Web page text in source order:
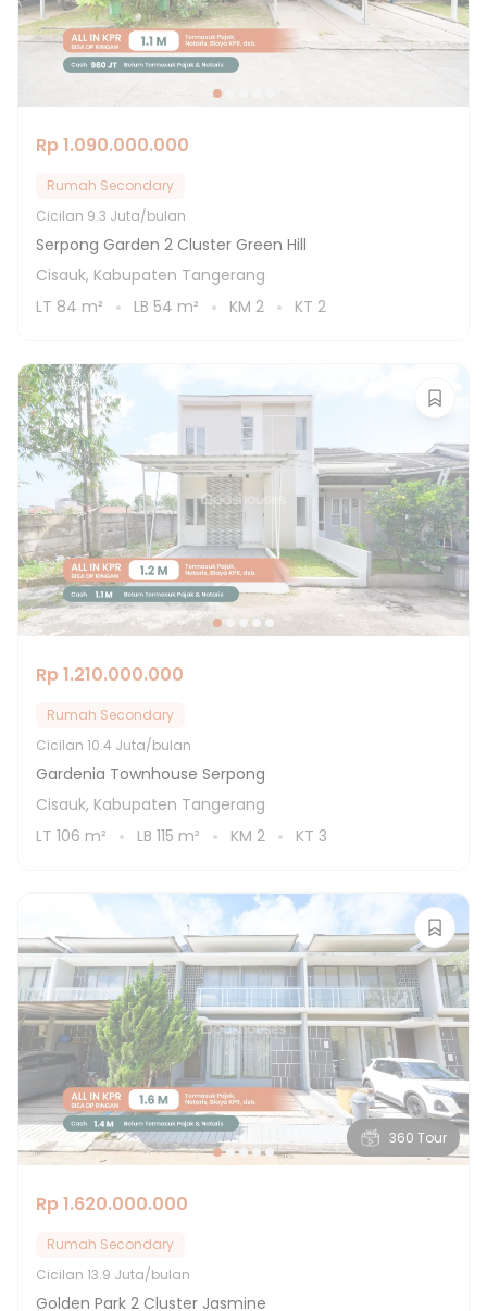
Rp 1.090.000.000
Rumah Secondary
Cicilan 9.3 Juta/bulan
Serpong Garden 2 Cluster Green Hill
Cisauk, Kabupaten Tangerang
LT 84 m² LB 54 m² KM 2 KT 2
Rp 1.210.000.000
Rumah Secondary
Cicilan 10.4 Juta/bulan
Gardenia Townhouse Serpong
Cisauk, Kabupaten Tangerang
LT 106 m² LB 115 m² KM 2 KT 3
360 Tour
Rp 1.620.000.000
Rumah Secondary
Cicilan 13.9 Juta/bulan
Golden Park 2 Cluster Jasmine